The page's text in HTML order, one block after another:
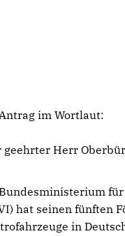
im Wortlaut:
geehrter Herr
hat seinen fünften
in